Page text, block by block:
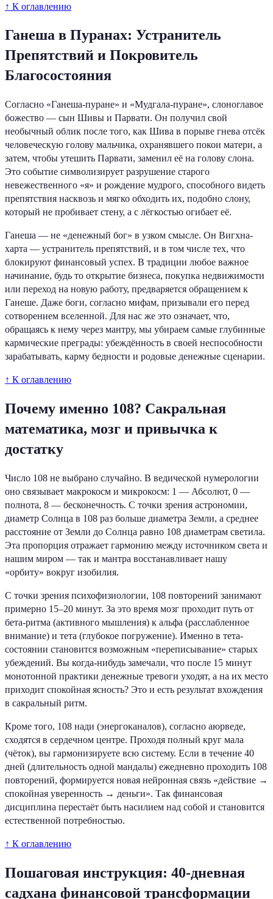
↑ К оглавлению
Ганеша в Пуранах: Устранитель
Препятствий и Покровитель
Благосостояния
Согласно «Ганеша-пуране» и «Мудгала-пуране», слоноглавое
божество — сын Шивы и Парвати. Он получил свой
необычный облик после того, как Шива в порыве гнева отсёк
человеческую голову мальчика, охранявшего покои матери, а
затем, чтобы утешить Парвати, заменил её на голову слона.
Это событие символизирует разрушение старого
невежественного «я» и рождение мудрого, способного видеть
препятствия насквозь и мягко обходить их, подобно слону,
который не пробивает стену, а с лёгкостью огибает её.
Ганеша — не «денежный бог» в узком смысле. Он Вигхна-
харта — устранитель препятствий, и в том числе тех, что
блокируют финансовый успех. В традиции любое важное
начинание, будь то открытие бизнеса, покупка недвижимости
или переход на новую работу, предваряется обращением к
Ганеше. Даже боги, согласно мифам, призывали его перед
сотворением вселенной. Для нас же это означает, что,
обращаясь к нему через мантру, мы убираем самые глубинные
кармические преграды: убеждённость в своей неспособности
зарабатывать, карму бедности и родовые денежные сценарии.
↑ К оглавлению
Почему именно 108? Сакральная
математика, мозг и привычка к
достатку
Число 108 не выбрано случайно. В ведической нумерологии
оно связывает макрокосм и микрокосм: 1 — Абсолют, 0 —
полнота, 8 — бесконечность. С точки зрения астрономии,
диаметр Солнца в 108 раз больше диаметра Земли, а среднее
расстояние от Земли до Солнца равно 108 диаметрам светила.
Эта пропорция отражает гармонию между источником света и
нашим миром — так и мантра восстанавливает нашу
«орбиту» вокруг изобилия.
С точки зрения психофизиологии, 108 повторений занимают
примерно 15–20 минут. За это время мозг проходит путь от
бета-ритма (активного мышления) к альфа (расслабленное
внимание) и тета (глубокое погружение). Именно в тета-
состоянии становится возможным «переписывание» старых
убеждений. Вы когда-нибудь замечали, что после 15 минут
монотонной практики денежные тревоги уходят, а на их место
приходит спокойная ясность? Это и есть результат вхождения
в сакральный ритм.
Кроме того, 108 нади (энергоканалов), согласно аюрведе,
сходятся в сердечном центре. Проходя полный круг мала
(чёток), вы гармонизируете всю систему. Если в течение 40
дней (длительность одной мандалы) ежедневно проходить 108
повторений, формируется новая нейронная связь «действие →
спокойная уверенность → деньги». Так финансовая
дисциплина перестаёт быть насилием над собой и становится
естественной потребностью.
↑ К оглавлению
Пошаговая инструкция: 40-дневная
садхана финансовой трансформации